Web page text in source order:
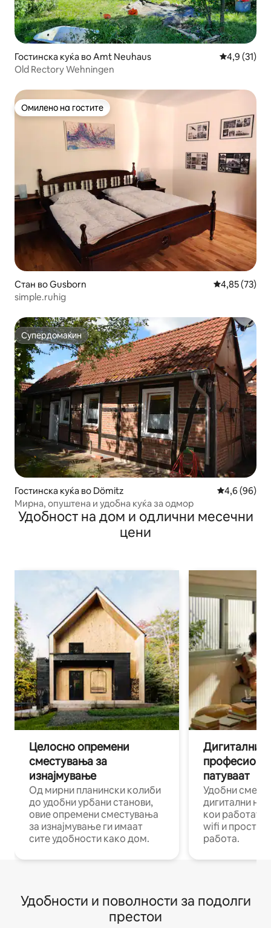
Гостинска куќа во Amt Neuhaus Просечна
4,9 (31)
Old Rectory Wehningen
Омилено на гостите
Омилено на гостите
Стан во Gusborn Просечна
4,85 (73)
simple.ruhig
Супердомаќин
Супердомаќин
Гостинска куќа во Dömitz Просечна
4,6 (96)
Мирна, опуштена и удобна куќа за одмор
Удобност на дом и одлични месечни
цени
Целосно опремени
сместувања за
изнајмување
Од мирни планински колиби
до удобни урбани станови,
овие опремени сместувања
за изнајмување ги имаат
сите удобности како дом.
Дигитални
патуваат
Удобни
дигитални
кои работат
wifi и
работа.
Удобности и поволности за подолги
престои